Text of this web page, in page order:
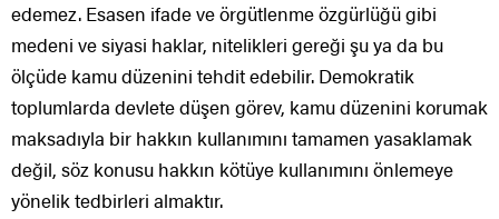
edemez. Esasen ifade ve örgütlenme özgürlüğü gibi
medeni ve siyasi haklar, nitelikleri gereği şu ya da bu
ölçüde kamu düzenini tehdit edebilir. Demokratik
toplumlarda devlete düşen görev, kamu düzenini korumak
maksadıyla bir hakkın kullanımını tamamen yasaklamak
değil, söz konusu hakkın kötüye kullanımını önlemeye
yönelik tedbirleri almaktır.